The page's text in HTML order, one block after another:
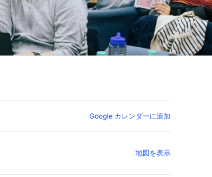
Google カレンダーに追加
地図を表示